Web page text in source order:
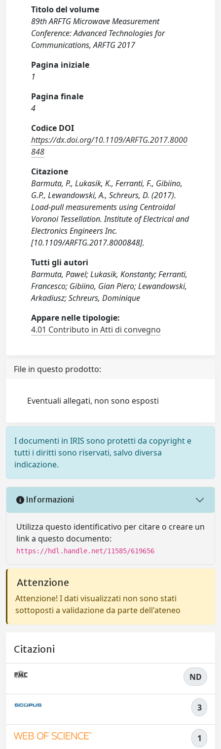
Titolo del volume
89th ARFTG Microwave Measurement
Conference: Advanced Technologies for
Communications, ARFTG 2017
Pagina iniziale
1
Pagina finale
4
Codice DOI
https://dx.doi.org/10.1109/ARFTG.2017.8000
848
Citazione
Barmuta, P., Lukasik, K., Ferranti, F., Gibiino,
G.P., Lewandowski, A., Schreurs, D. (2017).
Load-pull measurements using Centroidal
Voronoi Tessellation. Institute of Electrical and
Electronics Engineers Inc.
[10.1109/ARFTG.2017.8000848].
Tutti gli autori
Barmuta, Pawel; Lukasik, Konstanty; Ferranti,
Francesco; Gibiino, Gian Piero; Lewandowski,
Arkadiusz; Schreurs, Dominique
Appare nelle tipologie:
4.01 Contributo in Atti di convegno
File in questo prodotto:
Eventuali allegati, non sono esposti
I documenti in IRIS sono protetti da copyright e
tutti i diritti sono riservati, salvo diversa
indicazione.
Informazioni
Utilizza questo identificativo per citare o creare un
link a questo documento:
https://hdl.handle.net/11585/619656
Attenzione
Attenzione! I dati visualizzati non sono stati
sottoposti a validazione da parte dell'ateneo
Citazioni
ND
3
1